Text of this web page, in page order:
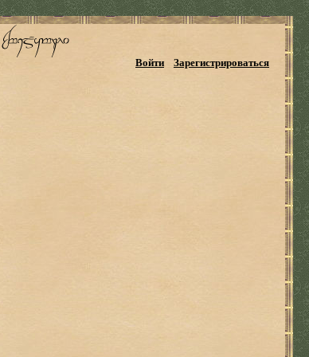
Войти Зарегистрироваться